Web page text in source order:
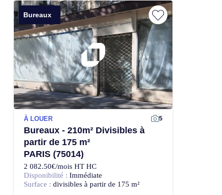
Bureaux
À LOUER 5
Bureaux - 210m² Divisibles à
partir de 175 m²
PARIS (75014)
2 082.50€/mois HT HC
Disponibilité : Immédiate
Surface : divisibles à partir de 175 m²